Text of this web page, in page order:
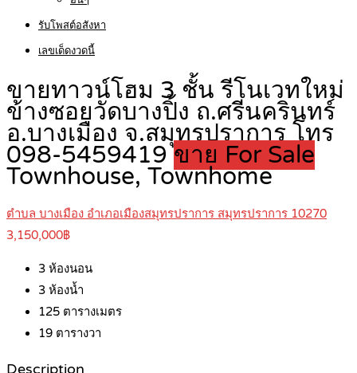
รับโพสต์อสังหา
เลขเด็ดงวดนี้
ขายทาวน์โฮม 3 ชั้น รีโนเวทใหม่
ข้างซอยวัดบางปิ้ง ถ.ศรีนครินทร์
อ.บางเมือง จ.สมุทรปราการ โทร
098-5459419ขาย For Sale
Townhouse, Townhome
ตำบล บางเมือง อำเภอเมืองสมุทรปราการ สมุทรปราการ 10270
3,150,000฿
3 ห้องนอน
3 ห้องน้ำ
125 ตารางเมตร
19 ตารางวา
Description